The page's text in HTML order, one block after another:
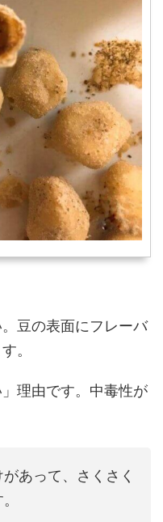
豆の表面にフレーバ
。
理由です。中毒性が
あって、さくさく